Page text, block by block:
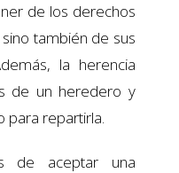
de los derechos
también de sus
la herencia
de un heredero y
para repartirla.
de aceptar una